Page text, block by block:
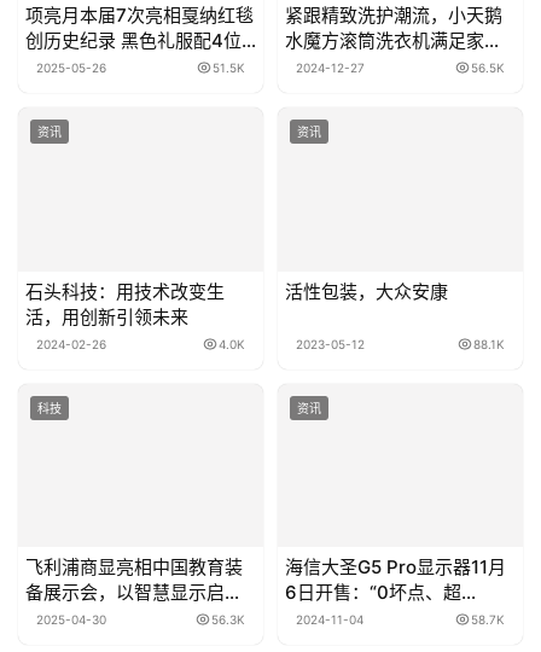
项亮月本届7次亮相戛纳红毯
创历史纪录 黑色礼服配4位
保镖尽显东方气场
2025-05-26 51.5K
紧跟精致洗护潮流，小天鹅
水魔方滚筒洗衣机满足家庭
分区洗需求
2024-12-27 56.5K
资讯
石头科技：用技术改变生
活，用创新引领未来
2024-02-26 4.0K
资讯
活性包装，大众安康
2023-05-12 88.1K
科技
飞利浦商显亮相中国教育装
备展示会，以智慧显示启迪
教育未来
2025-04-30 56.3K
资讯
海信大圣G5 Pro显示器11月
6日开售：“0坏点、超
A+屏”，首发价1099元
2024-11-04 58.7K